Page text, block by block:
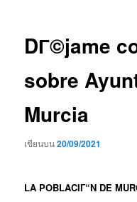
DГ©jame
sobre
Murcia
เขียนบน20/09/2021
LA POBLACIГ“N DE